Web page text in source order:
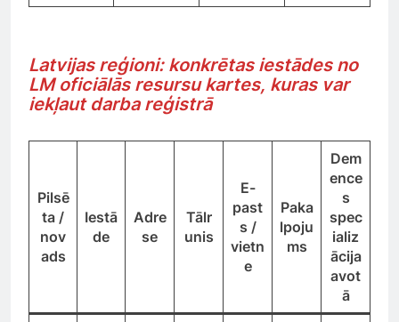
Latvijas reģioni: konkrētas iestādes no
LM oficiālās resursu kartes, kuras var
iekļaut darba reģistrā
Pilsē
ta /
nov
ads
Iestā
de
Adre
se
Tālr
unis
E-
past
s /
vietn
e
Paka
lpoju
ms
Dem
ence
s
spec
ializ
ācija
avot
ā